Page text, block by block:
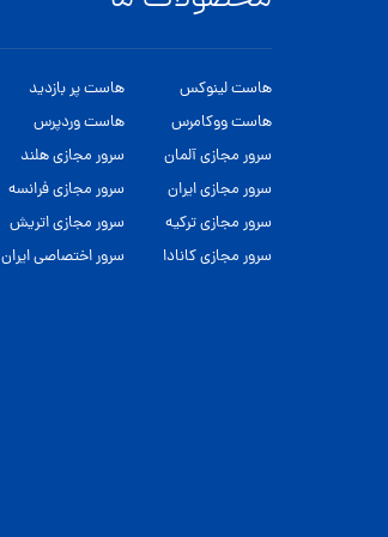
هاست لینوکس
هاست پر بازدید
هاست ووکامرس
هاست وردپرس
سرور مجازی آلمان
سرور مجازی هلند
سرور مجازی ایران
سرور مجازی فرانسه
سرور مجازی ترکیه
سرور مجازی اتریش
سرور مجازی کانادا
سرور اختصاصی ایران